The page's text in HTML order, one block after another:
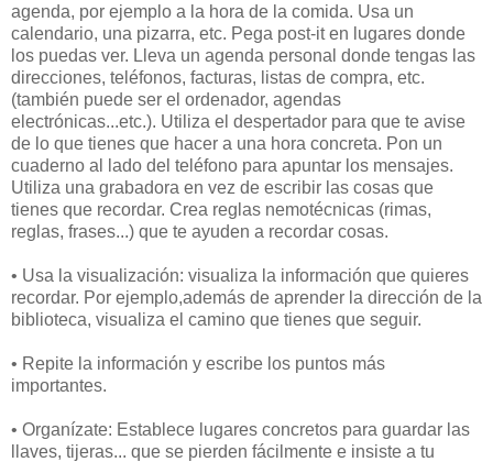
agenda, por ejemplo a la hora de la comida. Usa un
calendario, una pizarra, etc. Pega post-it en lugares donde
los puedas ver. Lleva un agenda personal donde tengas las
direcciones, teléfonos, facturas, listas de compra, etc.
(también puede ser el ordenador, agendas
electrónicas...etc.). Utiliza el despertador para que te avise
de lo que tienes que hacer a una hora concreta. Pon un
cuaderno al lado del teléfono para apuntar los mensajes.
Utiliza una grabadora en vez de escribir las cosas que
tienes que recordar. Crea reglas nemotécnicas (rimas,
reglas, frases...) que te ayuden a recordar cosas.
• Usa la visualización: visualiza la información que quieres
recordar. Por ejemplo,además de aprender la dirección de la
biblioteca, visualiza el camino que tienes que seguir.
• Repite la información y escribe los puntos más
importantes.
• Organízate: Establece lugares concretos para guardar las
llaves, tijeras... que se pierden fácilmente e insiste a tu